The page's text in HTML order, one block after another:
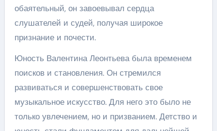
обаятельный, он завоевывал сердца
слушателей и судей, получая широкое
признание и почести.
Юность Валентина Леонтьева была временем
поисков и становления. Он стремился
развиваться и совершенствовать свое
музыкальное искусство. Для него это было не
только увлечением, но и призванием. Детство и